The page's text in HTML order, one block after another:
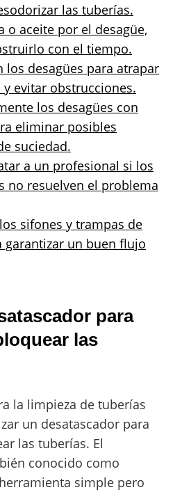
las tuberías.
o aceite por el desagüe,
con el tiempo.
los desagües para atrapar
evitar obstrucciones.
los desagües con
eliminar posibles
suciedad.
a un profesional si los
no resuelven el problema
sifones y trampas de
garantizar un buen flujo
para
las
la limpieza de tuberías
un desatascador para
las tuberías. El
conocido como
simple pero